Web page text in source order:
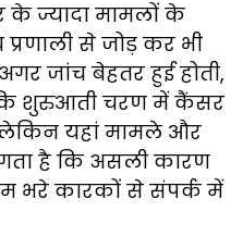
ज्यादा मामलों के
से जोड़ कर भी
जांच बेहतर हुई होती,
शुरुआती चरण में कैंसर
लेकिन यहां मामले और
है कि असली कारण
भरे कारकों से संपर्क में